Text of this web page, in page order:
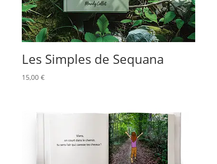
Les Simples de Sequana
15,00 €